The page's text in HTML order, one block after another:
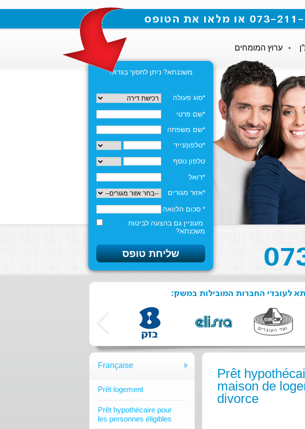
ערוץ המומחים
משכנתא? ניתן לחסוך בגדול!
*סוג פעולה
*שם פרטי
*שם משפחה
*טלפון/נייד
טלפון נוסף
*דואל
*אזור מגורים
* סכום הלוואה
מעוניין גם בהצעה לביטוח
משכנתא?
לעובדי החברות המובילות במשק:
Française
Prêt logement
Prêt hypothécaire pour
les personnes éligibles
Prêt
maison de
divorce